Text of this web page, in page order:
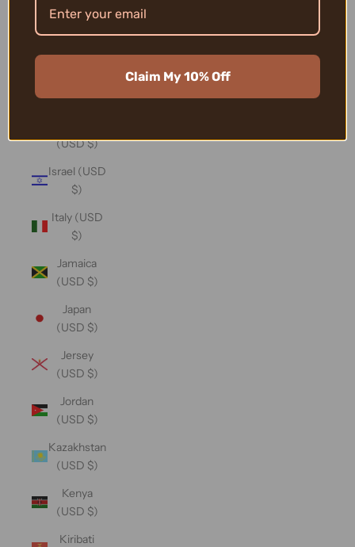
Iraq (USD
(USD $)
(USD $)
Israel (USD
$)
Italy (USD
$)
Jamaica
(USD $)
Japan
(USD $)
Jersey
(USD $)
Jordan
(USD $)
Kazakhstan
(USD $)
Kenya
(USD $)
Kiribati
Claim My 10% Off